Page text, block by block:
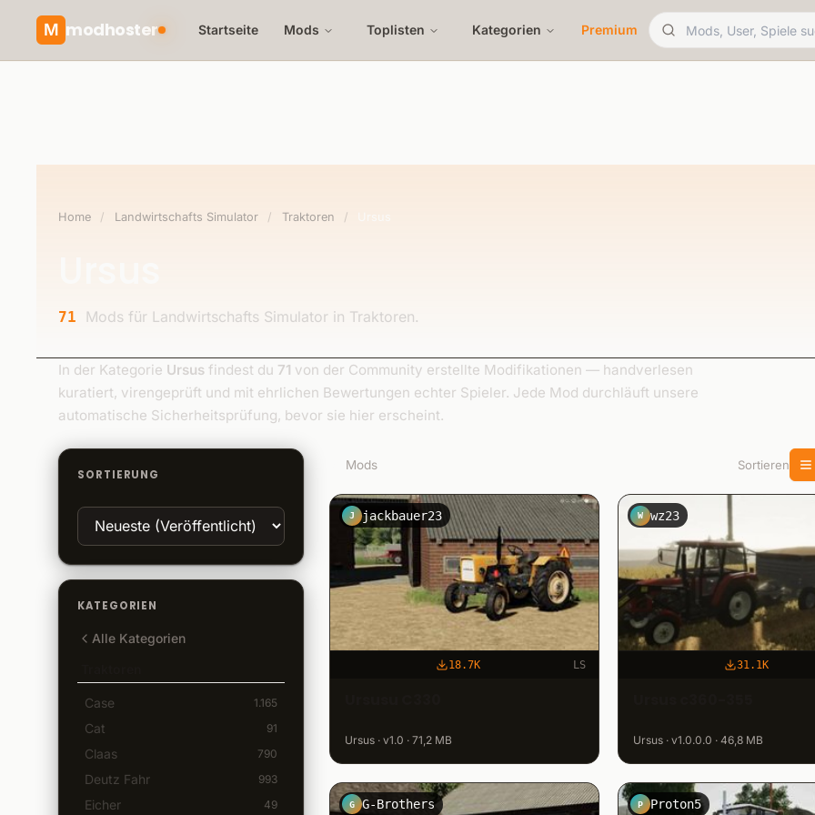
M modhoster Startseite Mods Toplisten Kategorien Premium
Home / Landwirtschafts Simulator / Traktoren /
71 Mods für Landwirtschafts Simulator in Traktoren.
In der Kategorie Ursus findest du 71 von der Community erstellte Modifikationen — handverlesen
kuratiert, virengeprüft und mit ehrlichen Bewertungen echter Spieler. Jede Mod durchläuft unsere
automatische Sicherheitsprüfung, bevor sie hier erscheint.
SORTIERUNG
KATEGORIEN
Alle Kategorien
Case 1.165
Cat 91
Claas 790
Deutz Fahr 993
Eicher 49
Mods Sortieren
J jackbauer23
18.7K LS
Ursus · v1.0 · 71,2 MB
W wz23
31.1K
Ursus · v1.0.0.0 · 46,8 MB
G G-Brothers P Proton5